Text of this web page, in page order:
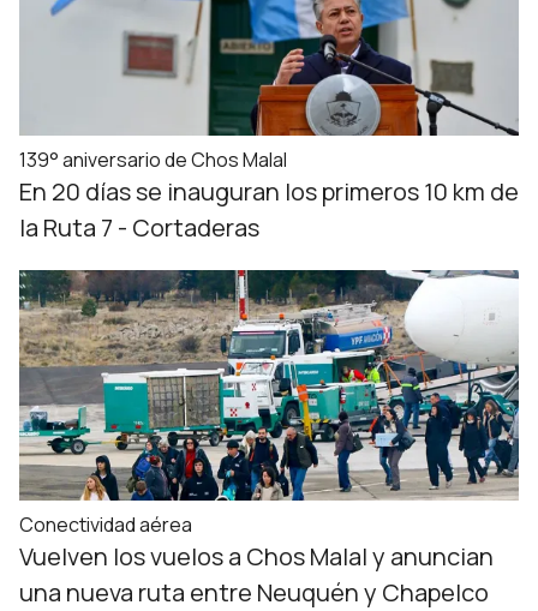
139° aniversario de Chos Malal
En 20 días se inauguran los primeros 10 km de
la Ruta 7 - Cortaderas
Conectividad aérea
Vuelven los vuelos a Chos Malal y anuncian
una nueva ruta entre Neuquén y Chapelco